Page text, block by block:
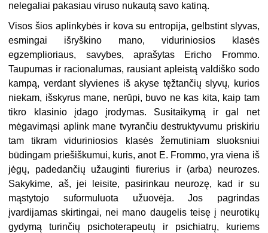
nelegaliai pakasiau viruso nukautą savo katiną.
Visos šios aplinkybės ir kova su entropija, gelbstint slyvas,
esmingai išryškino mano, viduriniosios klasės
egzemplioriaus, savybes, aprašytas Ericho Frommo.
Taupumas ir racionalumas, rausiant apleistą valdiško sodo
kampą, verdant slyvienes iš akyse tęžtančių slyvų, kurios
niekam, išskyrus mane, nerūpi, buvo ne kas kita, kaip tam
tikro klasinio įdago įrodymas. Susitaikymą ir gal net
mėgavimąsi aplink mane tvyrančiu destruktyvumu priskiriu
tam tikram viduriniosios klasės žemutiniam sluoksniui
būdingam priešiškumui, kuris, anot E. Frommo, yra viena iš
jėgų, padedančių užauginti fiurerius ir (arba) neurozes.
Sakykime, aš, jei leisite, pasirinkau neurozę, kad ir su
mąstytojo suformuluota užuovėja. Jos pagrindas
įvardijamas skirtingai, nei mano daugelis teisę į neurotikų
gydymą turinčių psichoterapeutų ir psichiatrų, kuriems